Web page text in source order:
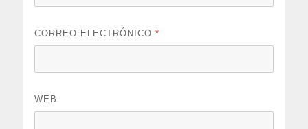
CORREO ELECTRÓNICO*
WEB